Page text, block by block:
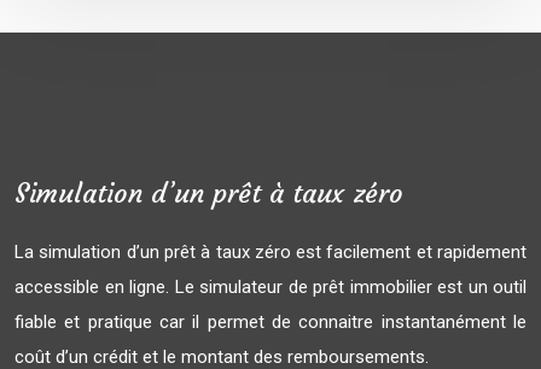
Simulation d’un prêt à taux zéro
La simulation d’un prêt à taux zéro est facilement et rapidement
accessible en ligne. Le simulateur de prêt immobilier est un outil
fiable et pratique car il permet de connaitre instantanément le
coût d’un crédit et le montant des remboursements.